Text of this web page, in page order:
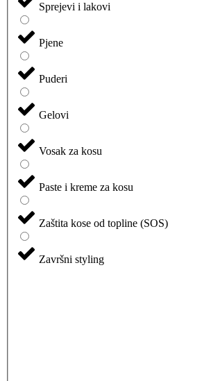
Sprejevi i lakovi
Pjene
Puderi
Gelovi
Vosak za kosu
Paste i kreme za kosu
Zaštita kose od topline (SOS)
Završni styling